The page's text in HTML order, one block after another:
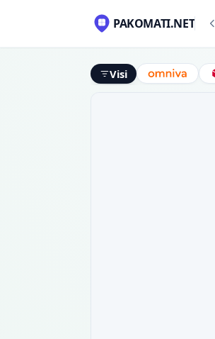
PAKOMATI.NET
Visi Omniva